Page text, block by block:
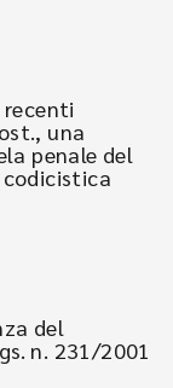
una
penale del
del
n. 231/2001